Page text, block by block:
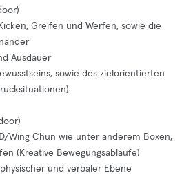
Greifen und Werfen, sowie die
Ausdauer
sowie des zielorientierten
Wing Chun wie unter anderem Boxen,
(Kreative Bewegungsabläufe)
und verbaler Ebene